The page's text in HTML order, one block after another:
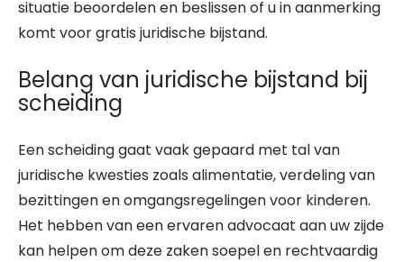
situatie beoordelen en beslissen of u in aanmerking
komt voor gratis juridische bijstand.
Belang van juridische bijstand bij
scheiding
Een scheiding gaat vaak gepaard met tal van
juridische kwesties zoals alimentatie, verdeling van
bezittingen en omgangsregelingen voor kinderen.
Het hebben van een ervaren advocaat aan uw zijde
kan helpen om deze zaken soepel en rechtvaardig